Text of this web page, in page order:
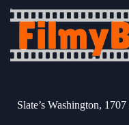
Slate’s Washington,